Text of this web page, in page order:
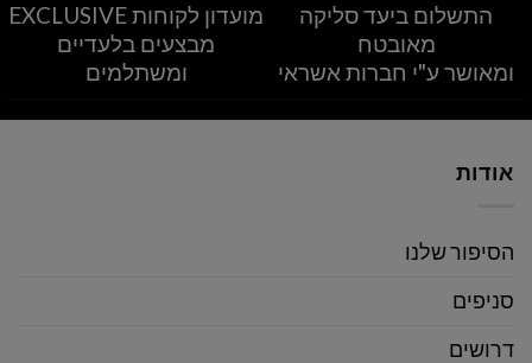
התשלום ביעד סליקה
מאובטח
ומאושר ע"י חברות אשראי
מועדון לקוחות EXCLUSIVE
מבצעים בלעדיים
ומשתלמים
אודות
הסיפור שלנו
סניפים
דרושים